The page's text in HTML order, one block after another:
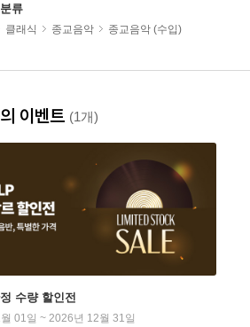
류
클래식 종교음악 종교음악 (수입)
이벤트 (1개)
수량 할인전
01일 ~ 2026년 12월 31일